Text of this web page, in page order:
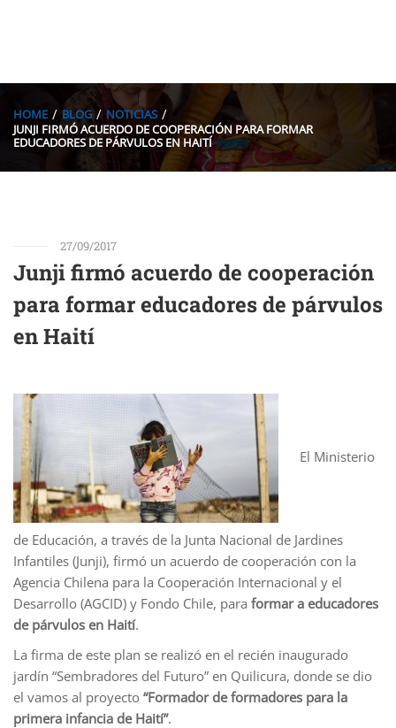
HOME BLOG
NOTICIAS
JUNJI FIRMÓ ACUERDO DE COOPERACIÓN PARA FORMAR
EDUCADORES DE PÁRVULOS EN HAITÍ
27/09/2017
Junji firmó acuerdo de cooperación
para formar educadores de párvulos
en Haití
El Ministerio
de Educación, a través de la Junta Nacional de Jardines
Infantiles (Junji), firmó un acuerdo de cooperación con la
Agencia Chilena para la Cooperación Internacional y el
Desarrollo (AGCID) y Fondo Chile, para formar a educadores
de párvulos en Haití.
La firma de este plan se realizó en el recién inaugurado
jardín “Sembradores del Futuro” en Quilicura, donde se dio
el vamos al proyecto “Formador de formadores para la
primera infancia de Haití”.